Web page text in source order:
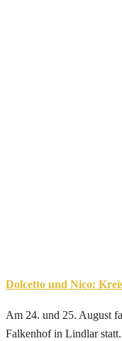
Dolcetto und Nico:
Am 24. und 25. August
Falkenhof in Lindlar